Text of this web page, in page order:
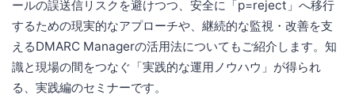
ールの誤送信リスクを避けつつ、安全に「p=reject」へ移行
するための現実的なアプローチや、継続的な監視・改善を支
えるDMARC Managerの活用法についてもご紹介します。知
識と現場の間をつなぐ「実践的な運用ノウハウ」が得られ
る、実践編のセミナーです。